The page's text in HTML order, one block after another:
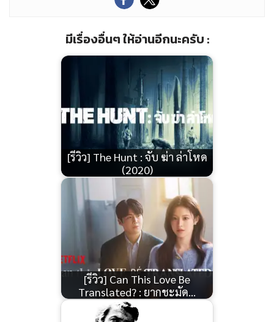
มีเรื่องอื่นๆ ให้อ่านอีกนะครับ :
[รีวิว] The Hunt : จับ ฆ่า ล่าโหด
(2020)
[รีวิว] Can This Love Be
Translated? : ยากชะมัด…